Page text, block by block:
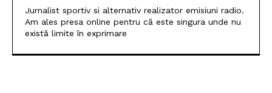
Jurnalist sportiv si alternativ realizator emisiuni radio.
Am ales presa online pentru că este singura unde nu
există limite în exprimare